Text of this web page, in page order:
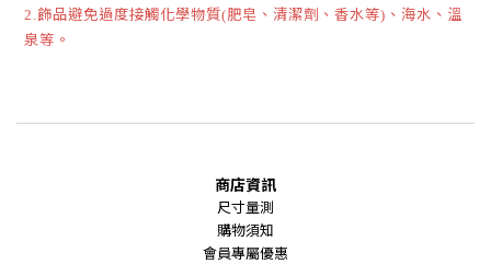
2.飾品避免過度接觸化學物質(肥皂、清潔劑、香水等) 、海水、溫
泉等。
商店資訊
尺寸量測
購物須知
會員專屬優惠